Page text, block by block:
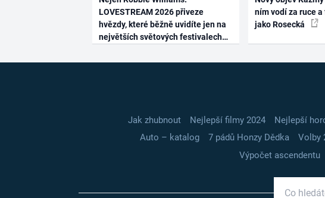
LOVESTREAM 2026 přiveze
hvězdy, které běžně uvidíte jen na
největších světových festivalech
ním vodí za ruce
jako Rosecká
Jak zhubnout Nejlepší filmy 2024 Nejlepší
Auto – katalog
7 pádů Honzy Dědka Volby
Výpočet ascendentu